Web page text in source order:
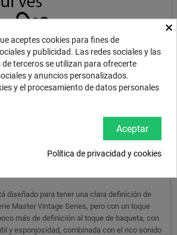
la tradición turca manda, con aleación B20
diseñado para tener una clara definición de
Master Vintage Series, pero con un toque
más de definición al toque de baqueta, con
y esponjosidad, combinada con el rico sonido
×
aceptes cookies para fines de
y publicidad. Las redes sociales y las
terceros se utilizan para ofrecerte
y anuncios personalizados.
y el procesamiento de datos personales
Aceptar
Política de privacidad y cookies